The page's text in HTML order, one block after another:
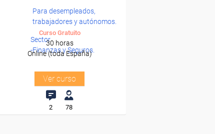
Para desempleados,
trabajadores y autónomos.
Sector
-Finanzas y Seguros.
Curso Gratuito
30 horas
Online (toda España)
Ver curso
2 78